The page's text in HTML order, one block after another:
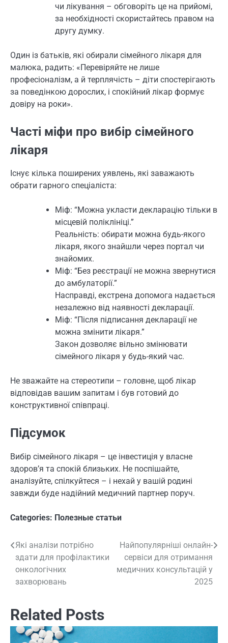
чи лікування – обговоріть це на прийомі,
за необхідності скористайтесь правом на
другу думку.
Один із батьків, які обирали сімейного лікаря для
малюка, радить: «Перевіряйте не лише
професіоналізм, а й терплячість – діти спостерігають
за поведінкою дорослих, і спокійний лікар формує
довіру на роки».
Часті міфи про вибір сімейного
лікаря
Існує кілька поширених уявлень, які заважають
обрати гарного спеціаліста:
Міф: “Можна укласти декларацію тільки в
місцевій поліклініці.”
Реальність: обирати можна будь-якого
лікаря, якого знайшли через портал чи
знайомих.
Міф: “Без реєстрації не можна звернутися
до амбулаторії.”
Насправді, екстрена допомога надається
незалежно від наявності декларації.
Міф: “Після підписання декларації не
можна змінити лікаря.”
Закон дозволяє вільно змінювати
сімейного лікаря у будь-який час.
Не зважайте на стереотипи – головне, щоб лікар
відповідав вашим запитам і був готовий до
конструктивної співпраці.
Підсумок
Вибір сімейного лікаря – це інвестиція у власне
здоров’я та спокій близьких. Не поспішайте,
аналізуйте, спілкуйтеся – і нехай у вашій родині
завжди буде надійний медичний партнер поруч.
Categories: Полезные статьи
Навигация
по
записям
Які аналізи потрібно
здати для профілактики
онкологічних
захворювань
Найпопулярніші онлайн-
сервіси для отримання
медичних консультацій у
2025
Related Posts